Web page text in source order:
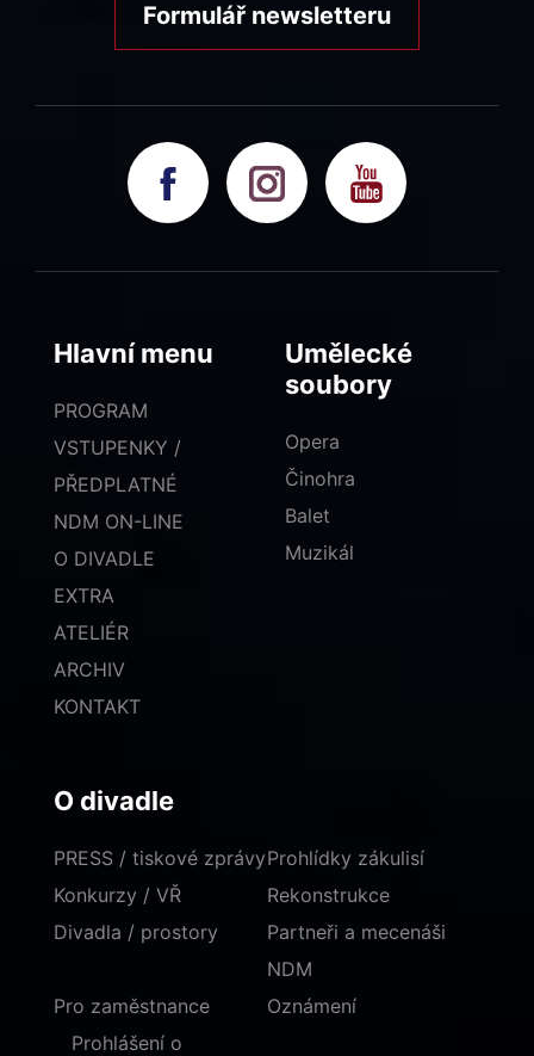
Formulář newsletteru
Hlavní menu
PROGRAM
VSTUPENKY /
PŘEDPLATNÉ
NDM ON-LINE
O DIVADLE
EXTRA
ATELIÉR
ARCHIV
KONTAKT
Umělecké
soubory
Opera
Činohra
Balet
Muzikál
O divadle
PRESS / tiskové zprávy
Konkurzy / VŘ
Divadla / prostory
Prohlídky zákulisí
Rekonstrukce
Partneři a mecenáši
NDM
Pro zaměstnance
Oznámení
Prohlášení o